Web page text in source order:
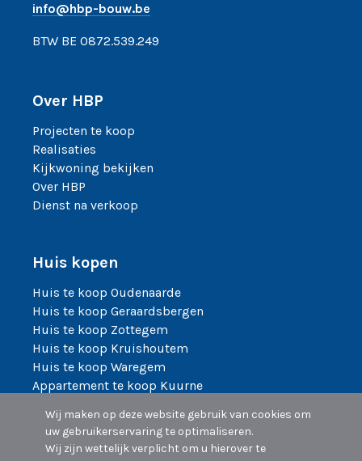
info@hbp-bouw.be
BTW BE 0872.539.249
Over HBP
Projecten te koop
Realisaties
Kijkwoning bekijken
Over HBP
Dienst na verkoop
Huis kopen
Huis te koop Oudenaarde
Huis te koop Geraardsbergen
Huis te koop Zottegem
Huis te koop Kruishoutem
Huis te koop Waregem
Appartement te koop Kuurne
Appartement te koop Kruisem
Wij maken op deze website gebruik van cookies om
uw gebruikerservaring te optimaliseren.
Wij zijn wettelijk verplicht om u hierover te